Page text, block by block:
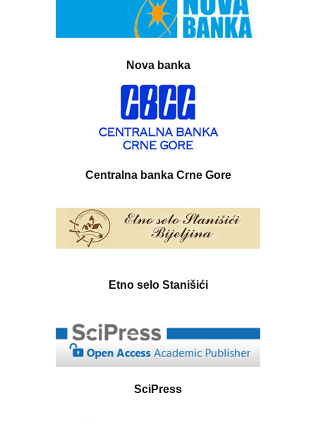
Nova banka
Centralna banka Crne Gore
Etno selo Stanišići
SciPress